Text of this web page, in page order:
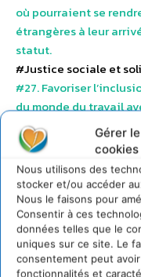
Gérer
cookies
Nous utilisons des
stocker et/ou accéder
Nous le faisons pour
Consentir à ces
données telles que le
uniques sur ce site. Le
consentement peut
fonctionnalités et
où pourraient se
étrangères à leur
statut.
#Justice sociale et
#27. Favoriser
du monde du travail
tournée vers la
dimension sociale.
#Économie
#28. Mettre en place
participation,
de la commune et de
#Démocratie et
#29. Créer une